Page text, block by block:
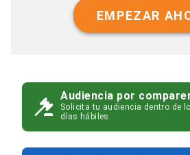
EMPEZAR
Audiencia por
Solicita tu audiencia dentro de
días hábiles.